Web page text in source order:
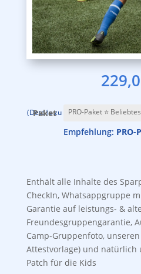
inkl. 19 % MwSt.
(Details zu den Paketen findest Du
Paket
Empfehlung: PRO-
Enthält alle Inhalte des
CheckIn, Whatsappgruppe
Garantie auf leistungs- &
Freundesgruppengarantie,
Camp-Gruppenfoto,
Attestvorlage) und natürlich
Patch für die Kids